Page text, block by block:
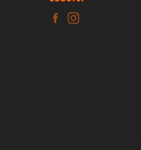
Facebook